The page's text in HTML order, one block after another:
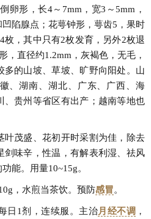
卵形，长4～7mm，宽3～5mm，
陷腺点；花萼钟形，萼齿5，果时
枚，其中只有2枚发育，另外2枚退
，直径约1.2mm，灰褐色，无毛，
多的山坡、草坡、旷野向阳处。山
、湖南、湖北、广东、广西、海
、贵州等省区有出产；越南等地也
叶茂盛、花初开时采割为佳，除去
剑味辛，性温，有解表利湿、祛风
能。用量10~15g。
，水煎当茶饮。预防感冒。
日1剂，连续服。主治月经不调 ，